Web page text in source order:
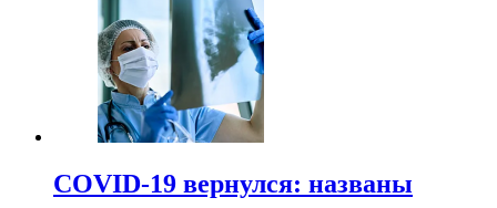
COVID-19 вернулся: названы